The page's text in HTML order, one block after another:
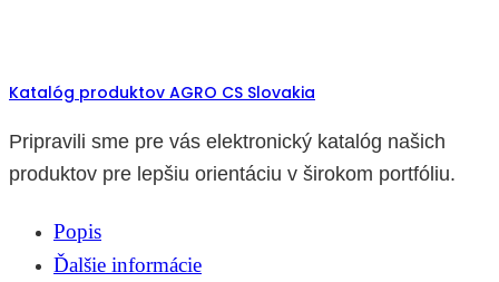
Katalóg produktov AGRO CS Slovakia
Pripravili sme pre vás elektronický katalóg našich
produktov pre lepšiu orientáciu v širokom portfóliu.
Popis
Ďalšie informácie